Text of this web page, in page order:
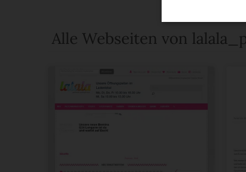
Alle Webseiten von